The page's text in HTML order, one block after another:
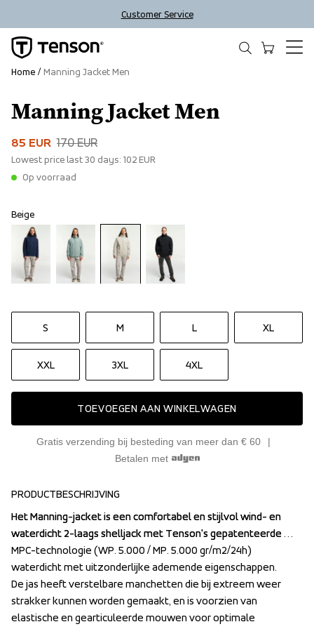
Customer Service
Manning Jacket Men
85 EUR 170 EUR
Lowest price last 30 days: 102 EUR
Op voorraad
Beige
S M L XL
XXL 3XL 4XL
TOEVOEGEN AAN WINKELWAGEN
Gratis verzending bij besteding van meer dan € 60
Betalen met
Home Manning Jacket Men
Sale
PRODUCTBESCHRIJVING
Het Manning-jacket is een comfortabel en stijlvol wind- en
waterdicht 2-laags shelljack met Tenson's gepatenteerde
MPC-technologie (WP. 5.000 / MP. 5.000 gr/m2/24h)
waterdicht met uitzonderlijke ademende eigenschappen.
De jas heeft verstelbare manchetten die bij extreem weer
strakker kunnen worden gemaakt, en is voorzien van
elastische en gearticuleerde mouwen voor optimale
Het Manning-jacket is een comfortabel en stijlvol wind- en
waterdicht 2-laags shelljack met Tenson's gepatenteerde
MPC-technologie (WP. 5.000 / MP. 5.000 gr/m2/24h)
waterdicht met uitzonderlijke ademende eigenschappen.
De jas heeft verstelbare manchetten die bij extreem weer
strakker kunnen worden gemaakt, en is voorzien van
elastische en gearticuleerde mouwen voor optimale